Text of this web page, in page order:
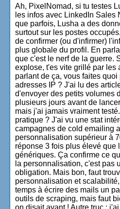
Ah, PixelNomad, si tu testes
les infos avec LinkedIn Sales
que parfois, Lusha a des
surtout sur les postes
de confirmer (ou d'infirmer)
plus globale du profil. En
que c'est le nerf de la guerre.
explose, t'es vite grillé par les
parlant de ça, vous faites
adresses IP ? J'ai lu des
d'envoyer des petits volumes
plusieurs jours avant de
mais j'ai jamais vraiment
pratique ? J'ai vu une stat
campagnes de cold emailing
personnalisation supérieur à
réponse 3 fois plus élevé que
génériques. Ça confirme ce
la personnalisation, c'est pas
obligation. Mais bon, faut
personnalisation et
temps à écrire des mails un
outils de scraping, mais faut
on disait avant ! Autre truc :